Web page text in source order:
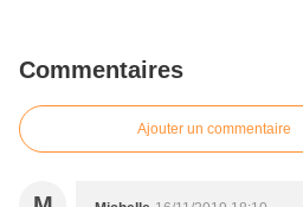
Commentaires
Ajouter un commentaire